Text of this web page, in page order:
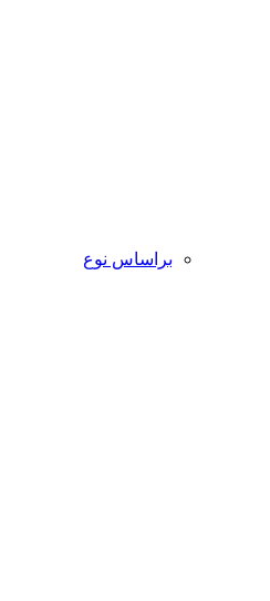
براساس نوع